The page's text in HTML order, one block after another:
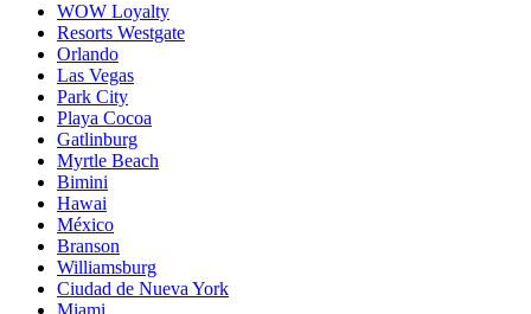
WOW Loyalty
Resorts Westgate
Orlando
Las Vegas
Park City
Playa Cocoa
Gatlinburg
Myrtle Beach
Bimini
Hawai
México
Branson
Williamsburg
Ciudad de Nueva York
Miami